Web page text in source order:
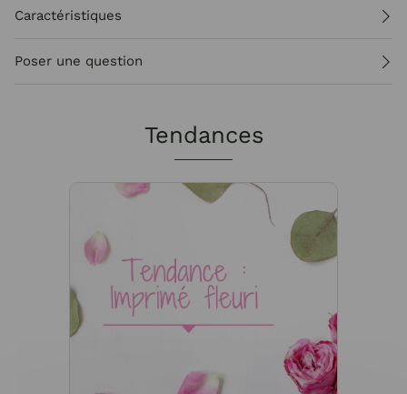
Caractéristiques
Poser une question
Tendances